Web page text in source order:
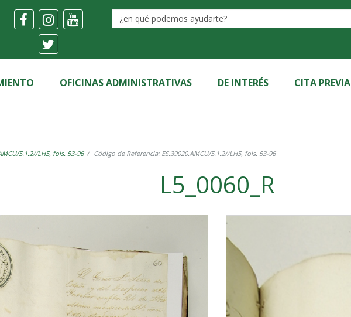
OFICINAS ADMINISTRATIVAS DE INTERÉS CITA PREVIA
5.1.2//LH5, fols. 53-96 Código de Referencia: ES.39020.AMCU/5.1.2//LH5, fols. 53-96
L5_0060_R